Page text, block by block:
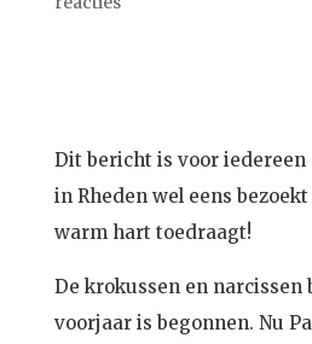
Dit bericht is voor iedereen
in Rheden wel eens
warm hart toedraagt!
De krokussen en narcissen
voorjaar is begonnen. Nu